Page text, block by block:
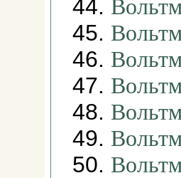
44.
45.
46.
47.
48.
49.
50.